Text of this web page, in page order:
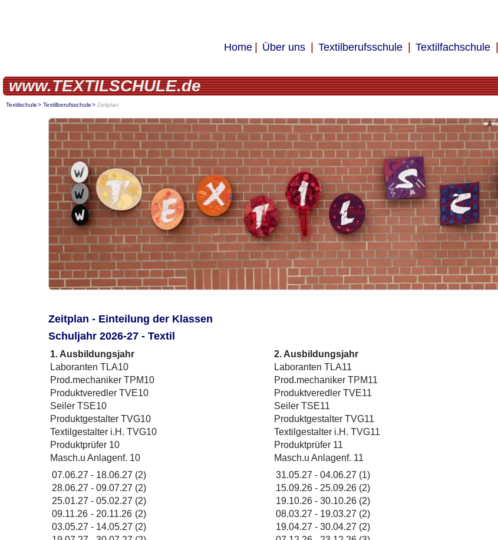
Home Über uns Textilberufsschule Textilfachschule
www.TEXTILSCHULE.de
Textilschule Textilberufsschule Zeitplan
Zeitplan - Einteilung der Klassen
Schuljahr 2026-27 - Textil
1. Ausbildungsjahr 2. Ausbildungsjahr
Laboranten TLA10
Laboranten TLA11
Prod.mechaniker TPM10
Prod.mechaniker TPM11
Produktveredler TVE10
Produktveredler TVE11
Seiler TSE10
Seiler TSE11
Produktgestalter TVG10
Produktgestalter TVG11
Textilgestalter i.H. TVG10
Textilgestalter i.H. TVG11
Produktprüfer 10
Produktprüfer 11
Masch.u Anlagenf. 10
Masch.u Anlagenf. 11
07.06.27 - 18.06.27 (2)
28.06.27 - 09.07.27 (2)
25.01.27 - 05.02.27 (2)
09.11.26 - 20.11.26 (2)
03.05.27 - 14.05.27 (2)
31.05.27 - 04.06.27 (1)
15.09.26 - 25.09.26 (2)
19.10.26 - 30.10.26 (2)
08.03.27 - 19.03.27 (2)
19.04.27 - 30.04.27 (2)